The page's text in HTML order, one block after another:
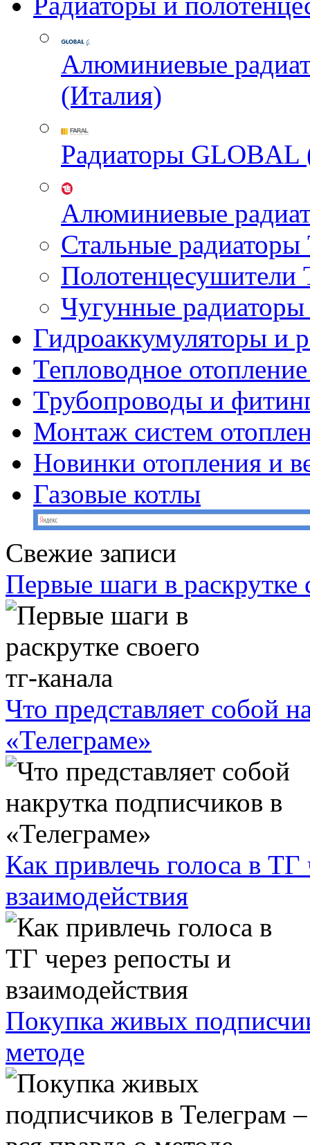
Алюминиевые
(Италия)
Радиаторы GLOBAL
Алюминиевые
Стальные
Чугунные
Гидроаккумуляторы и
Тепловодное
Трубопроводы и
Монтаж систем
Новинки отопления и
Газовые котлы
Свежие записи
Первые шаги в раскрутке
Что представляет собой
«Телеграме»
Как привлечь голоса в ТГ
взаимодействия
Покупка живых
методе